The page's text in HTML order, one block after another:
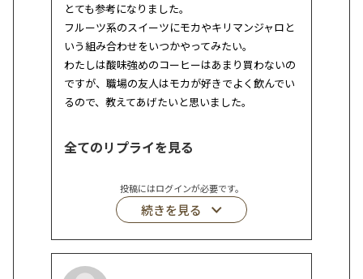
とても参考になりました。
フルーツ系のスイーツにモカやキリマンジャロと
いう組み合わせをいつかやってみたい。
わたしは酸味強めのコーヒーはあまり買わないの
ですが、職場の友人はモカが好きでよく飲んでい
るので、教えてあげたいと思いました。
全てのリプライを見る
投稿にはログインが必要です。